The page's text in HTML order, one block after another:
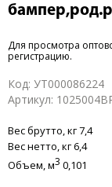
Для просмотра
регистрацию.
Код: УТ000086224
Артикул:
Вес брутто,кг 7,4
Вес нетто,кг 6,4
Объем,м3 0,101